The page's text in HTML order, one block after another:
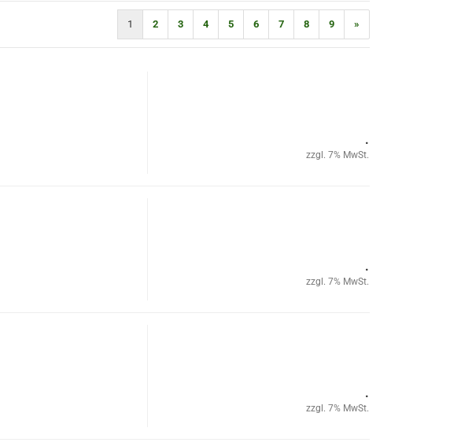
1 2 3 4 5 6 7 8 9 »
.
zzgl. 7% MwSt.
.
zzgl. 7% MwSt.
.
zzgl. 7% MwSt.